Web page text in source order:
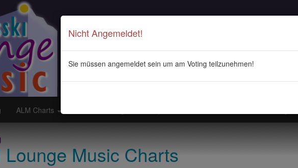
ALM Charts
Music Charts
Nicht Angemeldet!
Sie müssen angemeldet sein um am Voting teilzunehmen!